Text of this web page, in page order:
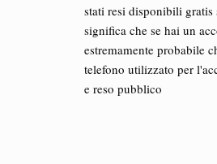
stati resi disponibili gratis
significa che se hai un
estremamente probabile
telefono utilizzato per
e reso pubblico